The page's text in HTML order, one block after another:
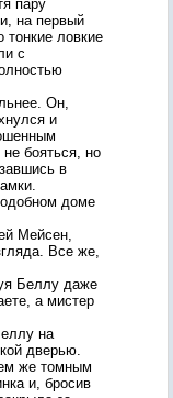
пару
на первый
тонкие ловкие
с
Он,
и
бояться, но
в
доме
Мейсен,
Все же,
Беллу даже
а мистер
на
дверью.
же томным
и, бросив